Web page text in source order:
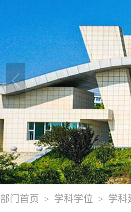
部门首页 > 学科学位 > 学科